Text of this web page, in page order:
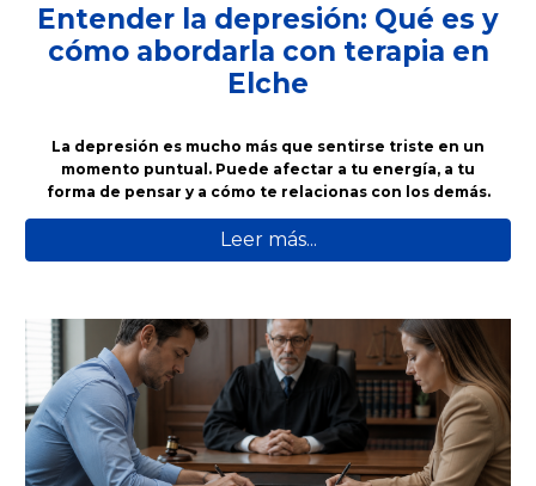
Entender la depresión: Qué es y
cómo abordarla con terapia en
Elche
La depresión es mucho más que sentirse triste en un
momento puntual. Puede afectar a tu energía, a tu
forma de pensar y a cómo te relacionas con los demás.
Leer más...